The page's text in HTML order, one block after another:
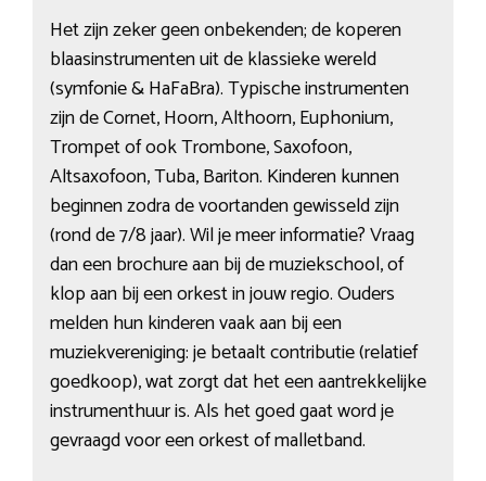
Het zijn zeker geen onbekenden; de koperen
blaasinstrumenten uit de klassieke wereld
(symfonie & HaFaBra). Typische instrumenten
zijn de Cornet, Hoorn, Althoorn, Euphonium,
Trompet of ook Trombone, Saxofoon,
Altsaxofoon, Tuba, Bariton. Kinderen kunnen
beginnen zodra de voortanden gewisseld zijn
(rond de 7/8 jaar). Wil je meer informatie? Vraag
dan een brochure aan bij de muziekschool, of
klop aan bij een orkest in jouw regio. Ouders
melden hun kinderen vaak aan bij een
muziekvereniging: je betaalt contributie (relatief
goedkoop), wat zorgt dat het een aantrekkelijke
instrumenthuur is. Als het goed gaat word je
gevraagd voor een orkest of malletband.